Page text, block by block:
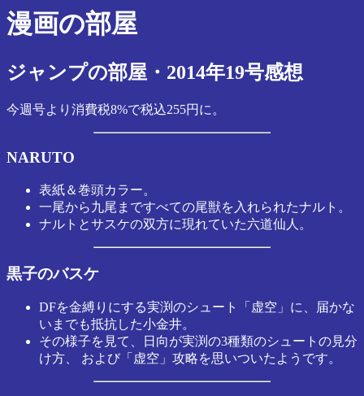
漫画の部屋
ジャンプの部屋・2014年19号感想
今週号より消費税8%で税込255円に。
NARUTO
表紙＆巻頭カラー。
一尾から九尾まですべての尾獣を入れられたナルト。
ナルトとサスケの双方に現れていた六道仙人。
黒子のバスケ
DFを金縛りにする実渕のシュート「虚空」に、届かな
いまでも抵抗した小金井。
その様子を見て、日向が実渕の3種類のシュートの見分
け方、 および「虚空」攻略を思いついたようです。